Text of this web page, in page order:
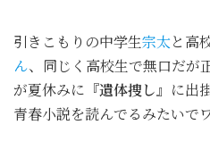
引きこもりの中学生宗太と高
ん、同じく高校生で無口だが
が夏休みに 『遺体捜し』 に出
青春小説を読んでるみたいで